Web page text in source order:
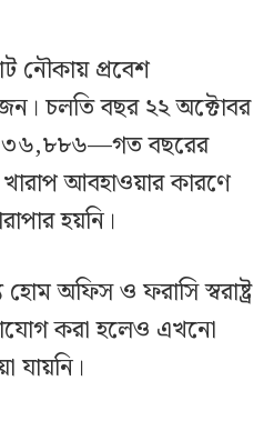
নৌকায় প্রবেশ
চলতি বছর ২২ অক্টোবর
৩৬,৮৮৬—গত বছরের
আবহাওয়ার কারণে
হয়নি।
অফিস ও ফরাসি স্বরাষ্ট্র
করা হলেও এখনো
যায়নি।